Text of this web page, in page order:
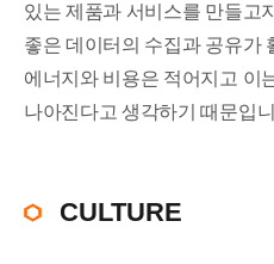
있는 제품과 서비스를 만들고
좋은 데이터의 수집과 공유가
에너지와 비용은 적어지고 이
나아진다고 생각하기 때문입
CULTURE